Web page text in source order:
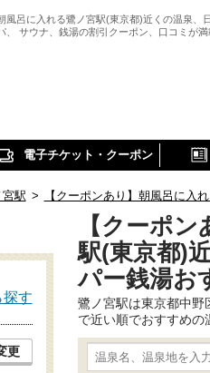
風呂に入れる鷺ノ宮駅(東京都)近くの温泉、
、 サウナ、銭湯の割引クーポン、口コミが満
電子チケット・クーポン
宮駅 > 【クーポンあり】朝風呂に入
【クーポ
駅(東京都)
パー銭湯お
鷺ノ宮駅は東京都中野
で近い順でおすすめの
す
更